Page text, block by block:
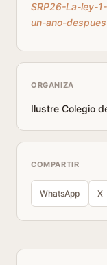
SRP26-La-ley-
un-ano-
ORGANIZA
Ilustre Colegio
COMPARTIR
WhatsApp X